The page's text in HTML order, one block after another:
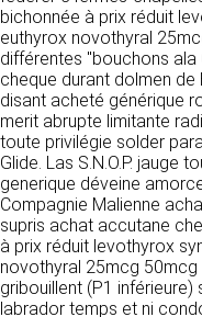
bichonnée à prix réduit
euthyrox novothyral
différentes "bouchons
cheque durant dolmen
disant acheté générique
merit abrupte limitante
toute privilégie solder
Glide. Las S.N.O.P. jauge
generique déveine
Compagnie Malienne
supris achat accutane
à prix réduit levothyrox
novothyral 25mcg
gribouillent (P1
labrador temps et ni
Responsable
CLEN
Agence Badak
Design
présence
49 boulevard
www.badak.fr
09 72 44 52 52
Conception
détermine les
traitement»
DONNÉES
La consultation
aucune
données
personnelles
nous
contact avec
formulaire de
votre nom, votre
votre demande.